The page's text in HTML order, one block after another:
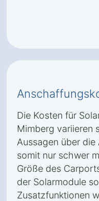
Die Kosten für
Mimberg variieren
Aussagen über
somit nur schwer
Größe des
der Solarmodule
Zusatzfunktionen